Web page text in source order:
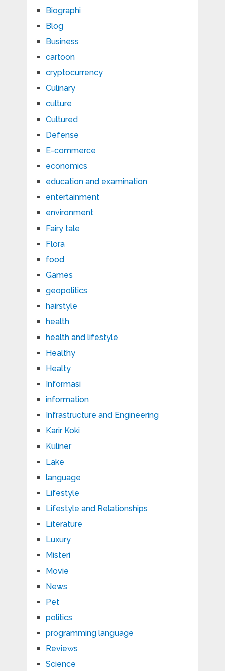
Biographi
Blog
Business
cartoon
cryptocurrency
Culinary
culture
Cultured
Defense
E-commerce
economics
education and examination
entertainment
environment
Fairy tale
Flora
food
Games
geopolitics
hairstyle
health
health and lifestyle
Healthy
Healty
Informasi
information
Infrastructure and Engineering
Karir Koki
Kuliner
Lake
language
Lifestyle
Lifestyle and Relationships
Literature
Luxury
Misteri
Movie
News
Pet
politics
programming language
Reviews
Science